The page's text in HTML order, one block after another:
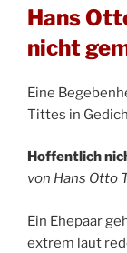
Hans
nicht
Eine
Tittes in
Hoffentlich
von Hans Otto
Ein Ehepaar
extrem laut